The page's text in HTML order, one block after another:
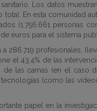
Los datos
total. En esta comunidad
(1.756.661 personas
euros para el sistema
a 286.719 profesionales,
el 43,4% de las
de las camas (en el caso
(como las
papel en la